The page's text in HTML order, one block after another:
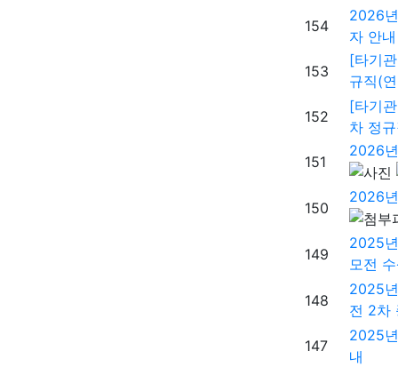
154
2026
자 안내
153
[타기
규직(
152
[타기
차 정
151
2026
150
2026
149
2025
모전
148
2025
전 2차
147
2025
내